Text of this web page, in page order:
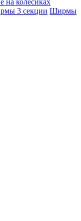
3 секции Ширмы